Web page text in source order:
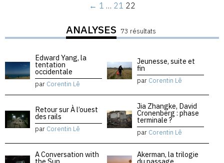
← 1 … 21 22
ANALYSES 73 résultats
Edward Yang, la
tentation
occidentale
par Corentin Lê
Jeunesse, suite et
fin
par Corentin Lê
Retour sur À l’ouest
des rails
par Corentin Lê
Jia Zhangke, David
Cronenberg : phase
terminale ?
par Corentin Lê
A Conversation with Akerman, la trilogie